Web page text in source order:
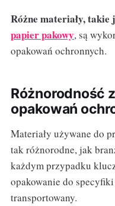
Różne materiały,
papier pakowy, są
opakowań ochronnych.
Różnorodność
opakowań
Materiały używane do
tak różnorodne, jak
każdym przypadku
opakowanie do
transportowany.